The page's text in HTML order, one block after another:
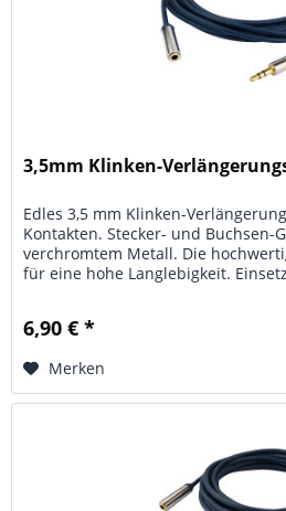
3,5mm Klinken-
Edles 3,5 mm Klinken-
Kontakten. Stecker- und Buchsen-
verchromtem Metall. Die
für eine hohe Langlebigkeit.
6,90 € *
Merken